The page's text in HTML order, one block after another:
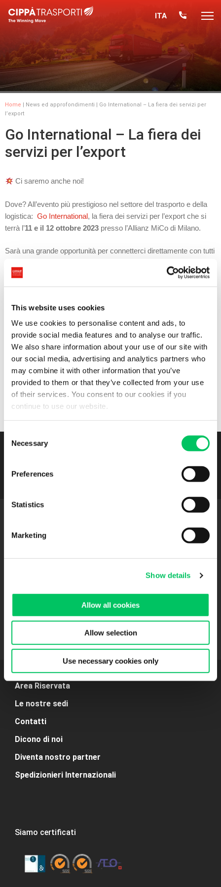
This website uses cookies
We use cookies to personalise content and ads, to
provide social media features and to analyse our traffic.
We also share information about your use of our site with
our social media, advertising and analytics partners who
may combine it with other information that you’ve
provided to them or that they’ve collected from your use
of their services. You consent to our cookies if you
continue to use our website.
Consent
Selection
Necessary
Preferences
Statistics
Marketing
Show details
Allow all cookies
Allow selection
Use necessary cookies only
ITA
Home News ed approfondimenti | Go International – La fiera dei servizi per
l’export
Go International – La fiera dei
servizi per l’export
Ci saremo anche noi!
Dove? All’evento più prestigioso nel settore del trasporto e della
logistica: Go International, la fiera dei servizi per l’export che si
terrà l’11 e il 12 ottobre 2023 presso l’Allianz MiCo di Milano.
Sarà una grande opportunità per connetterci direttamente con tutti
Vieni a trovarci al nostro stand e avrai l’opportunità di:
Conoscere direttamente i nostri ragazzi, consulenti esperti nel
settoretrasporti, e discutere delle tue esigenze;
Scoprire le ultime novità e innovazioni nel settore del trasporto;
Esplorare le soluzioni personalizzate che Cippà Trasporti SA
può offrirti per soddisfare le tue esigenze.
Nei prossimi giorni sveleremo chi dei nostri sarà presente alla
fiera!
6830 Chiasso (CH)
Area Riservata
Le nostre sedi
Contatti
Dicono di noi
Diventa nostro partner
Spedizionieri Internazionali
Siamo certificati